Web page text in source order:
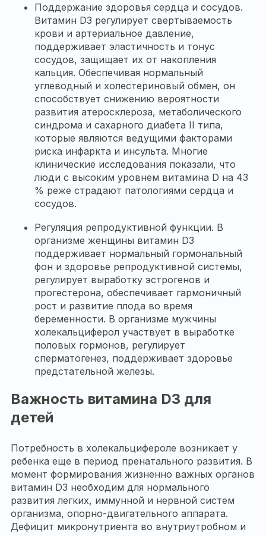
Поддержание здоровья сердца и сосудов.
Витамин D3 регулирует свертываемость
крови и артериальное давление,
поддерживает эластичность и тонус
сосудов, защищает их от накопления
кальция. Обеспечивая нормальный
углеводный и холестериновый обмен, он
способствует снижению вероятности
развития атеросклероза, метаболического
синдрома и сахарного диабета II типа,
которые являются ведущими факторами
риска инфаркта и инсульта. Многие
клинические исследования показали, что
люди с высоким уровнем витамина D на 43
% реже страдают патологиями сердца и
сосудов.
Регуляция репродуктивной функции. В
организме женщины витамин D3
поддерживает нормальный гормональный
фон и здоровье репродуктивной системы,
регулирует выработку эстрогенов и
прогестерона, обеспечивает гармоничный
рост и развитие плода во время
беременности. В организме мужчины
холекальциферол участвует в выработке
половых гормонов, регулирует
сперматогенез, поддерживает здоровье
предстательной железы.
Важность витамина D3 для
детей
Потребность в холекальцифероле возникает у
ребенка еще в период пренатального развития. В
момент формирования жизненно важных органов
витамин D3 необходим для нормального
развития легких, иммунной и нервной систем
организма, опорно-двигательного аппарата.
Дефицит микронутриента во внутриутробном и